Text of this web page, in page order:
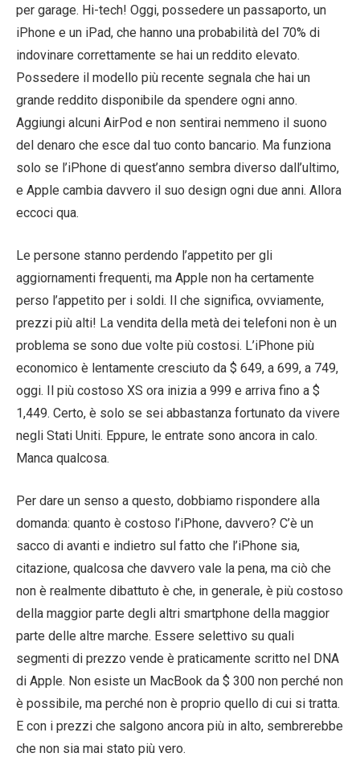
per garage. Hi-tech! Oggi, possedere un passaporto, un
iPhone e un iPad, che hanno una probabilità del 70% di
indovinare correttamente se hai un reddito elevato.
Possedere il modello più recente segnala che hai un
grande reddito disponibile da spendere ogni anno.
Aggiungi alcuni AirPod e non sentirai nemmeno il suono
del denaro che esce dal tuo conto bancario. Ma funziona
solo se l’iPhone di quest’anno sembra diverso dall’ultimo,
e Apple cambia davvero il suo design ogni due anni. Allora
eccoci qua.
Le persone stanno perdendo l’appetito per gli
aggiornamenti frequenti, ma Apple non ha certamente
perso l’appetito per i soldi. Il che significa, ovviamente,
prezzi più alti! La vendita della metà dei telefoni non è un
problema se sono due volte più costosi. L’iPhone più
economico è lentamente cresciuto da $ 649, a 699, a 749,
oggi. Il più costoso XS ora inizia a 999 e arriva fino a $
1,449. Certo, è solo se sei abbastanza fortunato da vivere
negli Stati Uniti. Eppure, le entrate sono ancora in calo.
Manca qualcosa.
Per dare un senso a questo, dobbiamo rispondere alla
domanda: quanto è costoso l’iPhone, davvero? C’è un
sacco di avanti e indietro sul fatto che l’iPhone sia,
citazione, qualcosa che davvero vale la pena, ma ciò che
non è realmente dibattuto è che, in generale, è più costoso
della maggior parte degli altri smartphone della maggior
parte delle altre marche. Essere selettivo su quali
segmenti di prezzo vende è praticamente scritto nel DNA
di Apple. Non esiste un MacBook da $ 300 non perché non
è possibile, ma perché non è proprio quello di cui si tratta.
E con i prezzi che salgono ancora più in alto, sembrerebbe
che non sia mai stato più vero.